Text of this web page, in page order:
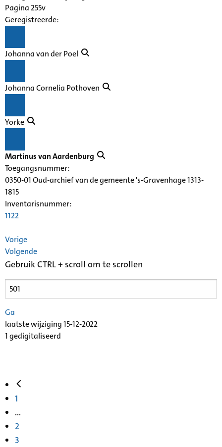
Pagina 255v
Geregistreerde:
Johanna van der Poel
Johanna Cornelia Pothoven
Yorke
Martinus van Aardenburg
Toegangsnummer:
0350-01 Oud-archief van de gemeente 's-Gravenhage 1313-
1815
Inventarisnummer:
1122
Vorige
Volgende
Gebruik CTRL + scroll om te scrollen
Ga
laatste wijziging 15-12-2022
1 gedigitaliseerd
1
...
2
3